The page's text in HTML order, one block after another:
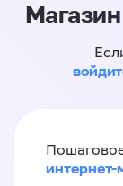
интернет-